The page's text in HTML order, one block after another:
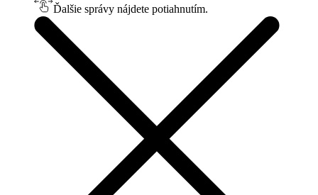
Ďalšie správy nájdete potiahnutím.